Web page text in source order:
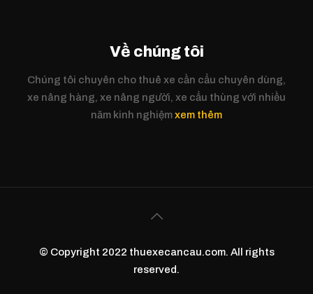
Về chúng tôi
Chúng tôi chuyên cho thuê xe cần cẩu chuyên dùng,
xe nâng hàng, xe nâng người, xe cẩu thùng với nhiều
năm kinh nghiệmxem thêm
© Copyright 2022 thuexecancau.com. All rights
reserved.